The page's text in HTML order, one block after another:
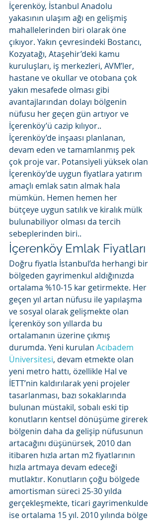
İçerenköy, İstanbul Anadolu
yakasının ulaşım ağı en gelişmiş
mahallelerinden biri olarak öne
çıkıyor. Yakın çevresindeki Bostancı,
Kozyatağı, Ataşehir’deki kamu
kuruluşları, iş merkezleri, AVM’ler,
hastane ve okullar ve otobana çok
yakın mesafede olması gibi
avantajlarından dolayı bölgenin
nüfusu her geçen gün artıyor ve
İçerenköy’ü cazip kılıyor..
İçerenköy’de inşaası planlanan,
devam eden ve tamamlanmış pek
çok proje var. Potansiyeli yüksek olan
İçerenköy’de uygun fiyatlara yatırım
amaçlı emlak satın almak hala
mümkün. Hemen hemen her
bütçeye uygun satılık ve kiralık mülk
bulunabiliyor olması da tercih
sebeplerinden biri..
İçerenköy Emlak Fiyatları
Doğru fiyatla İstanbul’da herhangi bir
bölgeden gayrimenkul aldığınızda
ortalama %10-15 kar getirmekte. Her
geçen yıl artan nüfusu ile yapılaşma
ve sosyal olarak gelişmekte olan
İçerenköy son yıllarda bu
ortalamanın üzerine çıkmış
durumda. Yeni kurulan Acıbadem
Üniversitesi, devam etmekte olan
yeni metro hattı, özellikle Hal ve
İETT’nin kaldırılarak yeni projeler
tasarlanması, bazı sokaklarında
bulunan müstakil, sobalı eski tip
konutların kentsel dönüşüme girerek
bölgenin daha da gelişip nüfusunun
artacağını düşünürsek, 2010 dan
itibaren hızla artan m2 fiyatlarının
hızla artmaya devam edeceği
mutlaktır. Konutların çoğu bölgede
amortisman süreci 25-30 yılda
gerçekleşmekte, ticari gayrimenkulde
ise ortalama 15 yıl. 2010 yılında bölge